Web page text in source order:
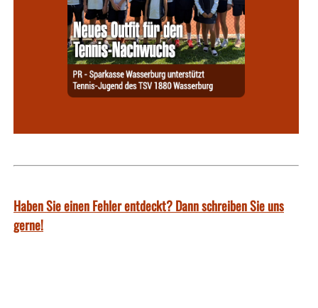
Haben Sie einen Fehler entdeckt? Dann schreiben Sie uns
gerne!